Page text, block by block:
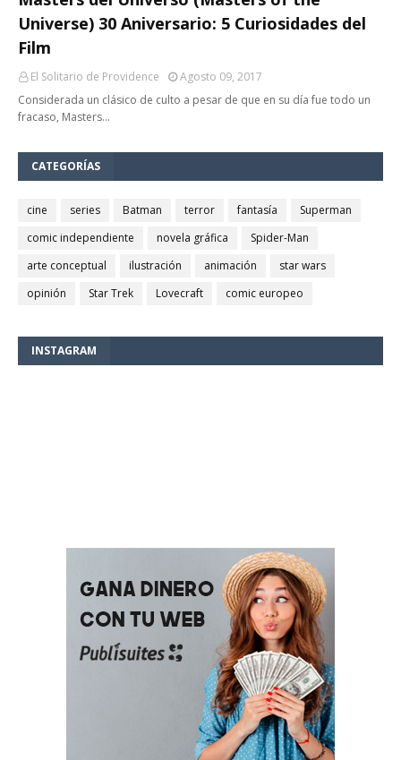
Universe) 30 Aniversario: 5 Curiosidades del
Film
El Solitario de Providence
Agosto 09, 2017
Considerada un clásico de culto a pesar de que en su día fue todo un
fracaso, Masters…
CATEGORÍAS
cine series Batman terror fantasía
Superman
comic independiente
novela gráfica
Spider-Man
arte conceptual
ilustración animación
star wars
opinión
Star Trek Lovecraft comic europeo
INSTAGRAM